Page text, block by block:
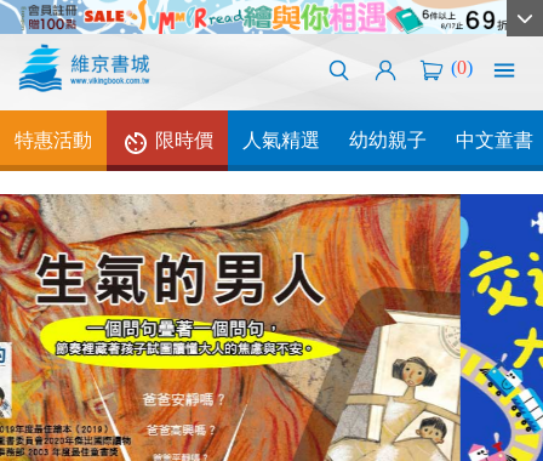
(0)
特惠活動 限時價 人氣精選 幼幼親子 中文童書